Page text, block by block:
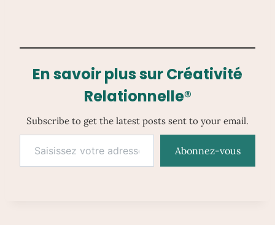
En savoir plus sur Créativité
Relationnelle®
Subscribe to get the latest posts sent to your email.
Saisissez votre adresse e-mail…
Abonnez-vous